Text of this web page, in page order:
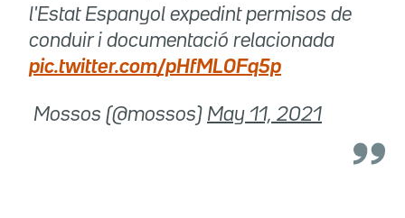
l'Estat Espanyol expedint permisos de
conduir i documentació relacionada
pic.twitter.com/pHfML0Fq5p
 Mossos (@mossos) May 11, 2021